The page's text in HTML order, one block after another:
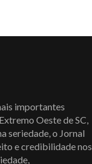
importantes
Oeste de SC,
seriedade, o Jornal
e credibilidade nos